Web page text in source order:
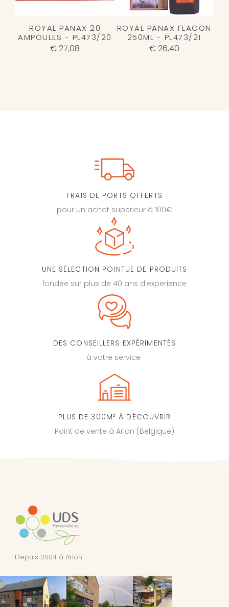
ROYAL PANAX 20
AMPOULES - PL473/20
€ 27,08
ROYAL PANAX FLACON
250ML - PL473/21
€ 26,40
FRAIS DE PORTS OFFERTS
pour un achat superieur à 100€
UNE SÉLECTION POINTUE DE PRODUITS
fondée sur plus de 40 ans d'experience
DES CONSEILLERS EXPÉRIMENTÉS
à votre service
PLUS DE 300M² À DÉCOUVRIR
Point de vente à Arlon (Belgique)
Depuis 2004 à Arlon